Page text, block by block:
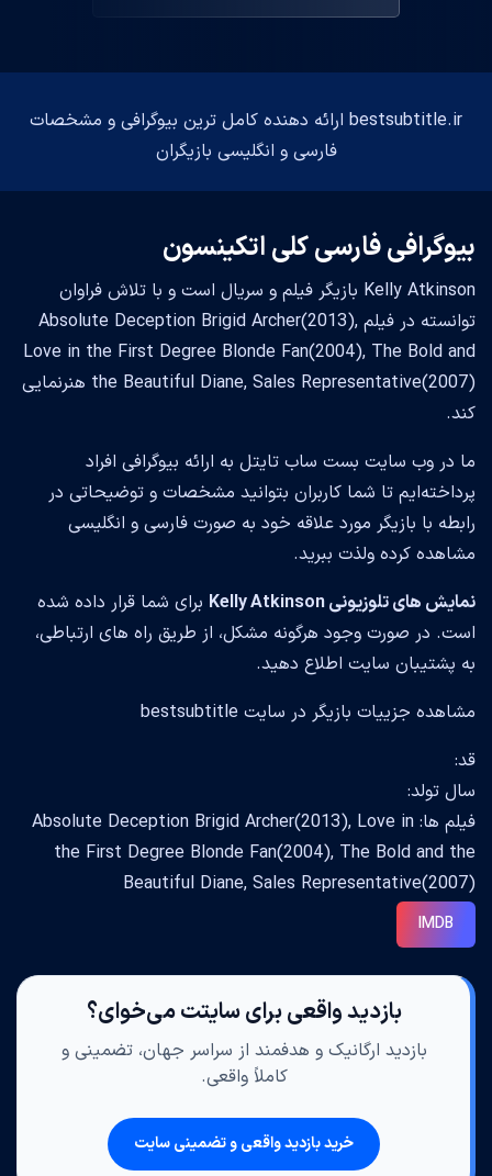
bestsubtitle.ir ارائه دهنده کامل ترین بیوگرافی و مشخصات
فارسی و انگلیسی بازیگران
بیوگرافی فارسی کلی اتکینسون
Kelly Atkinson بازیگر فیلم و سریال است و با تلاش فراوان
توانسته در فیلم Absolute Deception Brigid Archer(2013),
Love in the First Degree Blonde Fan(2004), The Bold and
the Beautiful Diane, Sales Representative(2007) هنرنمایی
کند.
ما در وب سایت بست ساب تایتل به ارائه بیوگرافی افراد
پرداخته‌ایم تا شما کاربران بتوانید مشخصات و توضیحاتی در
رابطه با بازیگر مورد علاقه خود به صورت فارسی و انگلیسی
مشاهده کرده ولذت ببرید.
نمایش های تلوزیونی Kelly Atkinson
برای شما قرار داده شده
است. در صورت وجود هرگونه مشکل، از طریق راه های ارتباطی،
به پشتیبان سایت اطلاع دهید.
مشاهده جزییات بازیگر در سایت bestsubtitle
قد:
سال تولد:
فیلم ها: Absolute Deception Brigid Archer(2013), Love in
the First Degree Blonde Fan(2004), The Bold and the
Beautiful Diane, Sales Representative(2007)
IMDB
بازدید واقعی برای سایتت می‌خوای؟
بازدید ارگانیک و هدفمند از سراسر جهان، تضمینی و
کاملاً واقعی.
خرید بازدید واقعی و تضمینی سایت